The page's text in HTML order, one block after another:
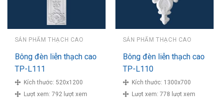
SẢN PHẨM THẠCH CAO
Bông đèn liễn thạch cao
TP-L111
Kích thước: 520x1200
Lượt xem: 792 lượt xem
SẢN PHẨM THẠCH CAO
Bông đèn liễn thạch cao
TP-L110
Kích thước: 1300x700
Lượt xem: 778 lượt xem